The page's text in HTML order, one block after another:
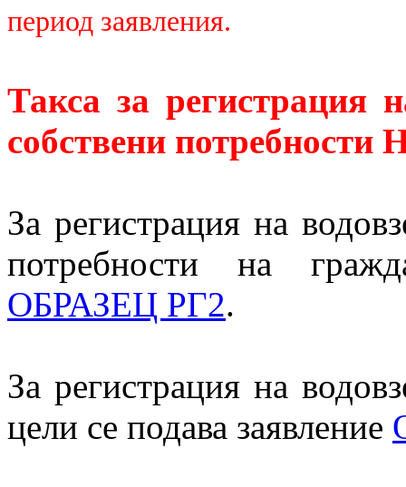
период заявления.
Такса за регистрация
собствени
За регистрация на
потребности на
ОБРАЗЕЦ РГ2.
За регистрация на
цели се подава заявление